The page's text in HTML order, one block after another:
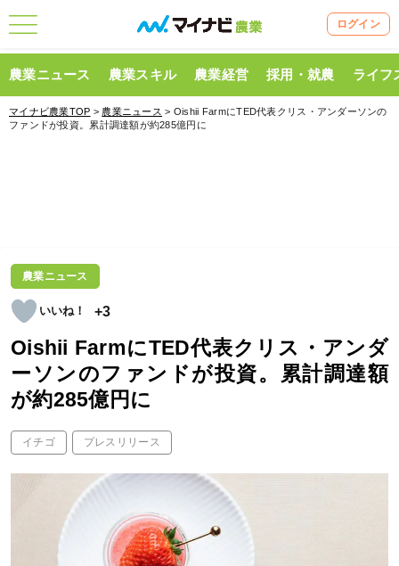
ログイン
農業ニュース 農業スキル 農業経営 採用・就農 ライフ
マイナビ農業TOP > 農業ニュース > Oishii FarmにTED代表クリス・アンダーソンの
ファンドが投資。累計調達額が約285億円に
農業ニュース
+3
Oishii FarmにTED代表クリス・アンダ
ーソンのファンドが投資。累計調達額
が約285億円に
イチゴ プレスリリース